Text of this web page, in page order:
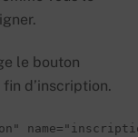
le bouton
d’inscription.